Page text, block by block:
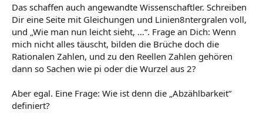
Das schaffen auch angewandte Wissenschaftler. Schreiben
Dir eine Seite mit Gleichungen und Linien8ntergralen voll,
und „Wie man nun leicht sieht, …“. Frage an Dich: Wenn
mich nicht alles täuscht, bilden die Brüche doch die
Rationalen Zahlen, und zu den Reellen Zahlen gehören
dann so Sachen wie pi oder die Wurzel aus 2?
Aber egal. Eine Frage: Wie ist denn die „Abzählbarkeit“
definiert?